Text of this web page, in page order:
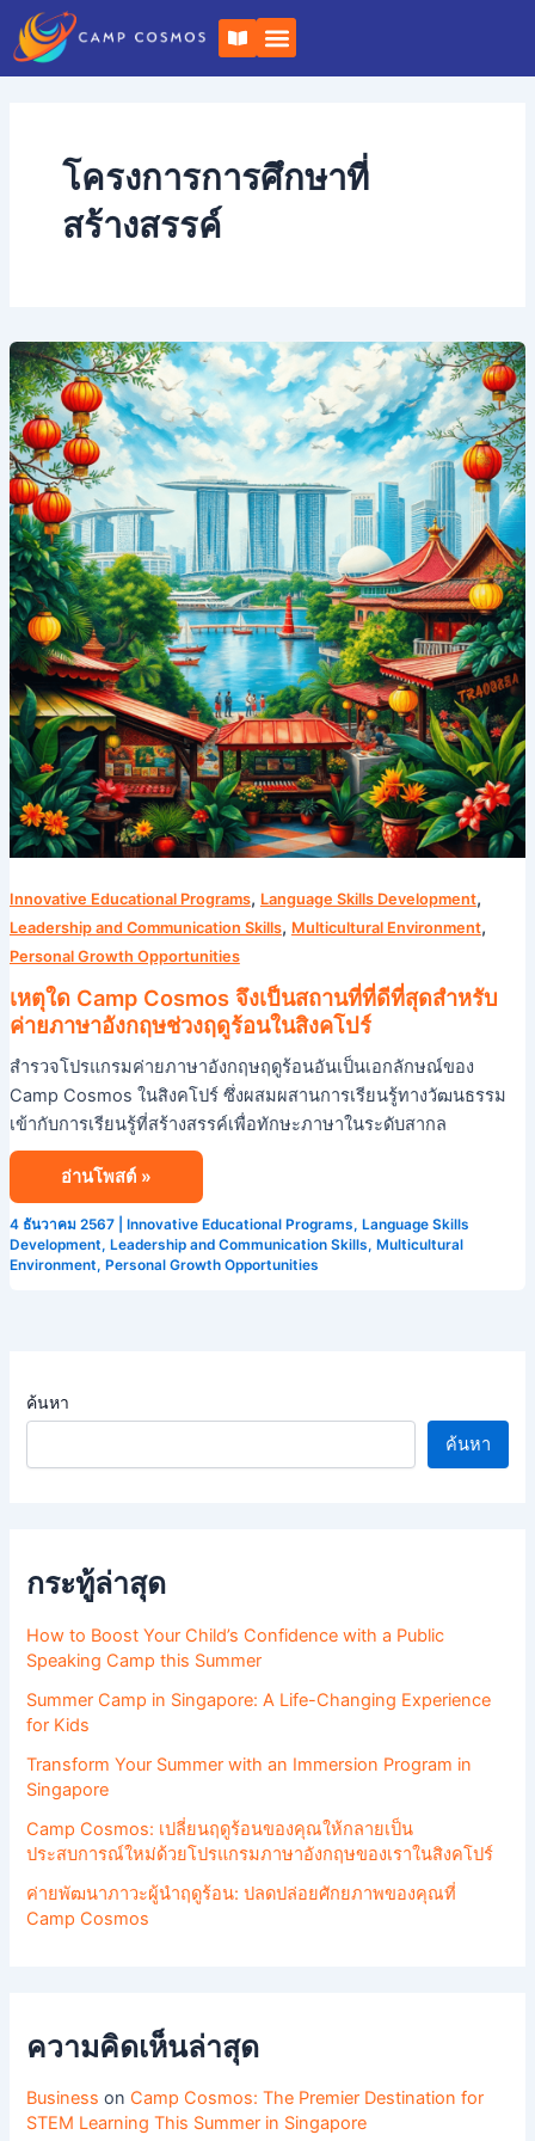
ข้าม
ไป
เ
ปิ
ด
ห
โครงการการศึกษาที่
สร้างสรรค์
Innovative Educational Programs, Language Skills Development,
Leadership and Communication Skills, Multicultural Environment,
Personal Growth Opportunities
เหตุใด Camp Cosmos จึงเป็นสถานที่ที่ดีที่สุดสำหรับ
ค่ายภาษาอังกฤษช่วงฤดูร้อนในสิงคโปร์
สำรวจโปรแกรมค่ายภาษาอังกฤษฤดูร้อนอันเป็นเอกลักษณ์ของ
Camp Cosmos ในสิงคโปร์ ซึ่งผสมผสานการเรียนรู้ทางวัฒนธรรม
เข้ากับการเรียนรู้ที่สร้างสรรค์เพื่อทักษะภาษาในระดับสากล
เหตุ
ใด
Camp
Cosmos
จึง
เป็น
สถาน
ที่
ที่
ดี
ที่สุด
สำหรับ
ค่าย
ภาษา
อังกฤษ
ช่วง
ฤดู
ร้อน
สิงคโปร์
อ่านโพสต์ »
4 ธันวาคม 2567 Innovative Educational Programs, Language Skills
Development, Leadership and Communication Skills, Multicultural
Environment, Personal Growth Opportunities
ค้นหา
ค้นหา
กระทู้ล่าสุด
How to Boost Your Child’s Confidence with a Public
Speaking Camp this Summer
Summer Camp in Singapore: A Life-Changing Experience
for Kids
Transform Your Summer with an Immersion Program in
Singapore
Camp Cosmos: เปลี่ยนฤดูร้อนของคุณให้กลายเป็น
ประสบการณ์ใหม่ด้วยโปรแกรมภาษาอังกฤษของเราในสิงคโปร์
ค่ายพัฒนาภาวะผู้นำฤดูร้อน: ปลดปล่อยศักยภาพของคุณที่
Camp Cosmos
ความคิดเห็นล่าสุด
Business on Camp Cosmos: The Premier Destination for
STEM Learning This Summer in Singapore